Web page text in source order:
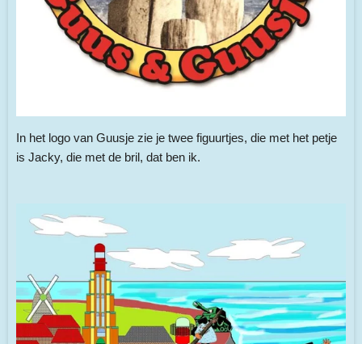
In het logo van Guusje zie je twee figuurtjes, die met het petje
is Jacky, die met de bril, dat ben ik.